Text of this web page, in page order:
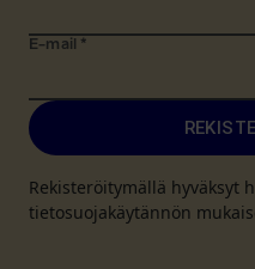
E-mail *
Rekisteröitymällä hyväksyt
tietosuojakäytännön